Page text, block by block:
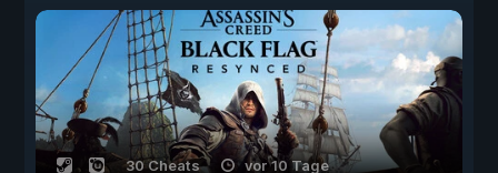
30 Cheats vor 10 Tage